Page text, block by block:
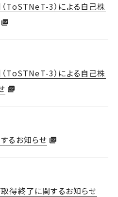
ToSTNeT-3）による自己株
ToSTNeT-3）による自己株
るお知らせ
得終了に関するお知らせ